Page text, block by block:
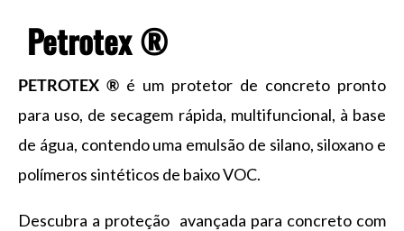
Petrotex ®
PETROTEX ® é um protetor de concreto pronto
para uso, de secagem rápida, multifuncional, à base
de água, contendo uma emulsão de silano, siloxano e
polímeros sintéticos de baixo VOC.
Descubra a proteção avançada para concreto com